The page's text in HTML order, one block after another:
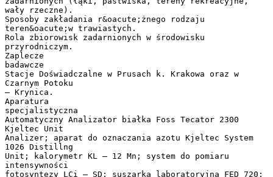
wały rzeczne).
Sposoby zakładania r&oacute;żnego rodzaju
teren&oacute;w trawiastych.
Rola zbiorowisk zadarnionych w środowisku
przyrodniczym.
Zaplecze
badawcze
Stacje Doświadczalne w Prusach k. Krakowa oraz w
Czarnym Potoku
– Krynica.
Aparatura
specjalistyczna
Automatyczny Analizator białka Foss Tecator 2300
Kjeltec Unit
Analizer; aparat do oznaczania azotu Kjeltec System
1026 Distillng
Unit; kalorymetr KL – 12 Mn; system do pomiaru
intensywności
fotosyntezy LCi – SD; suszarka laboratoryjna FED 720;